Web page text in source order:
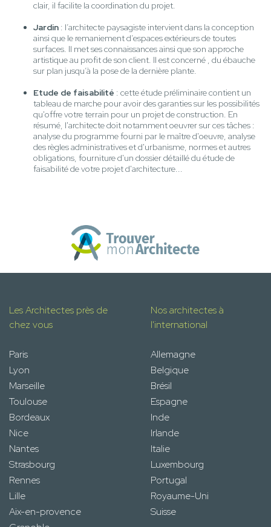
clair, il facilite la coordination du projet.
Jardin : l’architecte paysagiste intervient dans la conception
ainsi que le remaniement d’espaces extérieurs de toutes
surfaces. Il met ses connaissances ainsi que son approche
artistique au profit de son client. Il est concerné , du ébauche
sur plan jusqu’à la pose de la dernière plante.
Etude de faisabilité : cette étude préliminaire contient un
tableau de marche pour avoir des garanties sur les possibilités
qu'offre votre terrain pour un projet de construction. En
résumé, l'architecte doit notamment oeuvrer sur ces tâches :
analyse du programme fourni par le maître d'oeuvre, analyse
des règles administratives et d'urbanisme, normes et autres
obligations, fourniture d'un dossier détaillé du étude de
faisabilité de votre projet d'architecture...
Les Architectes près de
chez vous
Paris
Lyon
Marseille
Toulouse
Bordeaux
Nice
Nantes
Strasbourg
Rennes
Lille
Aix-en-provence
Nos architectes à
l'international
Allemagne
Belgique
Brésil
Espagne
Inde
Irlande
Italie
Luxembourg
Portugal
Royaume-Uni
Suisse